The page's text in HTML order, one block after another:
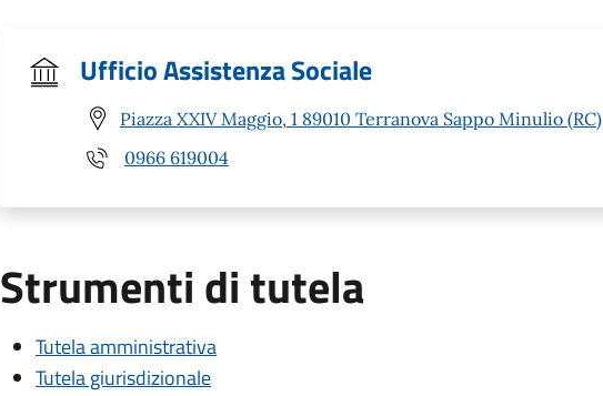
Ufficio Assistenza Sociale
Piazza XXIV Maggio, 1 89010 Terranova Sappo Minulio (RC)
0966 619004
Strumenti di tutela
Tutela amministrativa
Tutela giurisdizionale